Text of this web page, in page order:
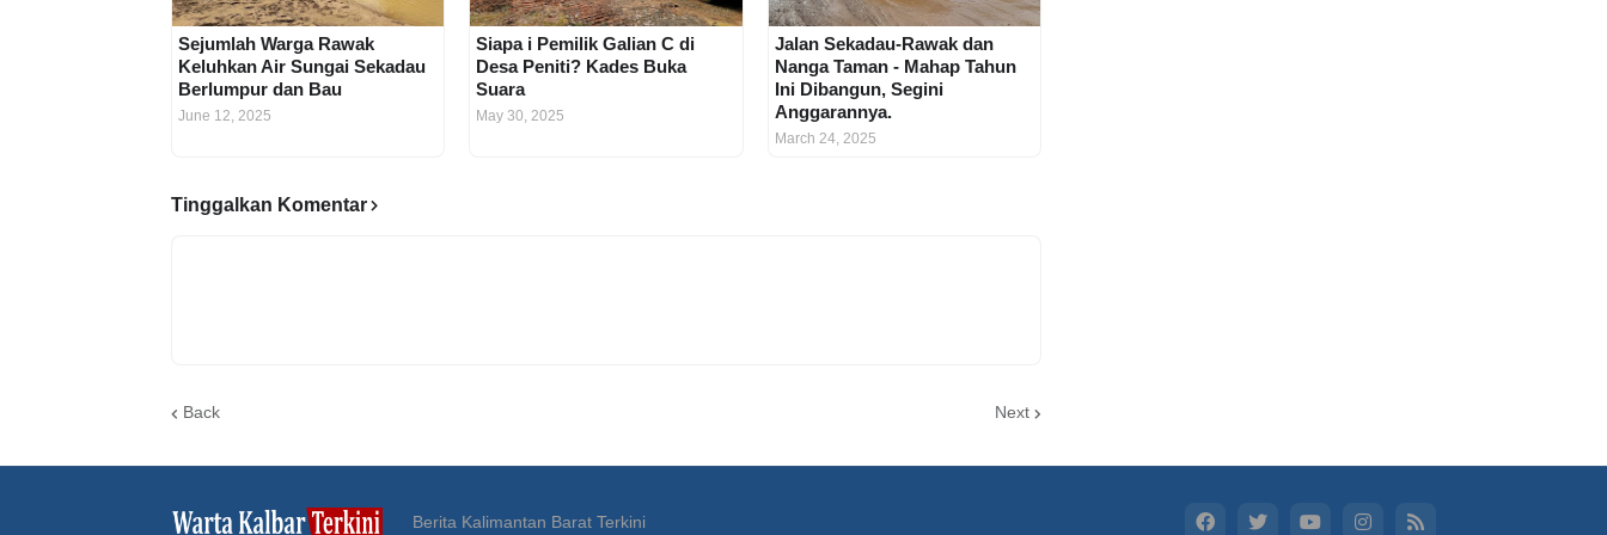
Sejumlah Warga Rawak
Keluhkan Air Sungai Sekadau
Berlumpur dan Bau
June 12, 2025
Siapa i Pemilik Galian C di
Desa Peniti? Kades Buka
Suara
May 30, 2025
Jalan Sekadau-Rawak dan
Nanga Taman - Mahap Tahun
Ini Dibangun, Segini
Anggarannya.
March 24, 2025
Tinggalkan Komentar
Back Next
Berita Kalimantan Barat Terkini